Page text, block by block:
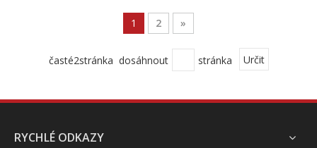
1 2 »
časté2stránka dosáhnout stránka Určit
RYCHLÉ ODKAZY